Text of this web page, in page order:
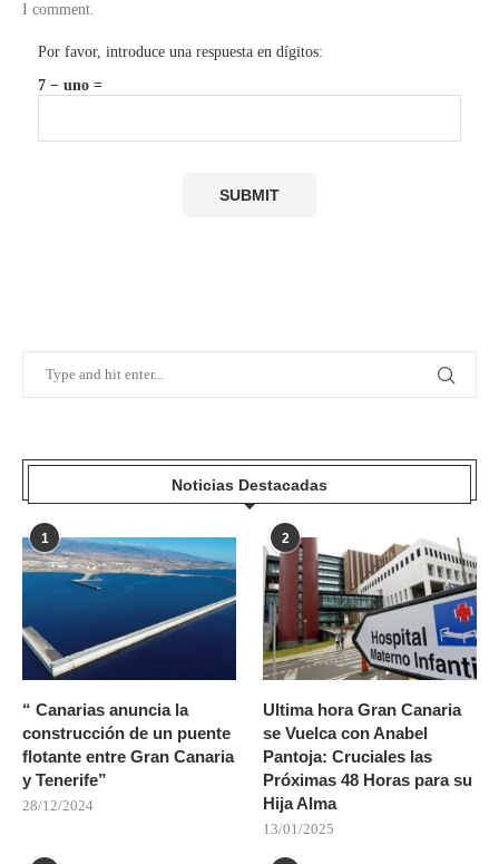
I comment.
Por favor, introduce una respuesta en dígitos:
7 − uno =
Noticias Destacadas
1
“ Canarias anuncia la
construcción de un puente
flotante entre Gran Canaria
y Tenerife”
28/12/2024
2
Ultima hora Gran Canaria
se Vuelca con Anabel
Pantoja: Cruciales las
Próximas 48 Horas para su
Hija Alma
13/01/2025